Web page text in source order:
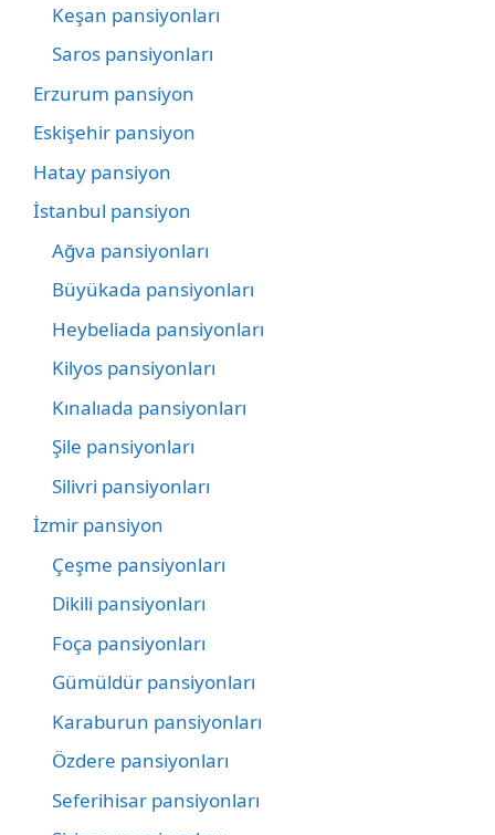
Keşan pansiyonları
Saros pansiyonları
Erzurum pansiyon
Eskişehir pansiyon
Hatay pansiyon
İstanbul pansiyon
Ağva pansiyonları
Büyükada pansiyonları
Heybeliada pansiyonları
Kilyos pansiyonları
Kınalıada pansiyonları
Şile pansiyonları
Silivri pansiyonları
İzmir pansiyon
Çeşme pansiyonları
Dikili pansiyonları
Foça pansiyonları
Gümüldür pansiyonları
Karaburun pansiyonları
Özdere pansiyonları
Seferihisar pansiyonları